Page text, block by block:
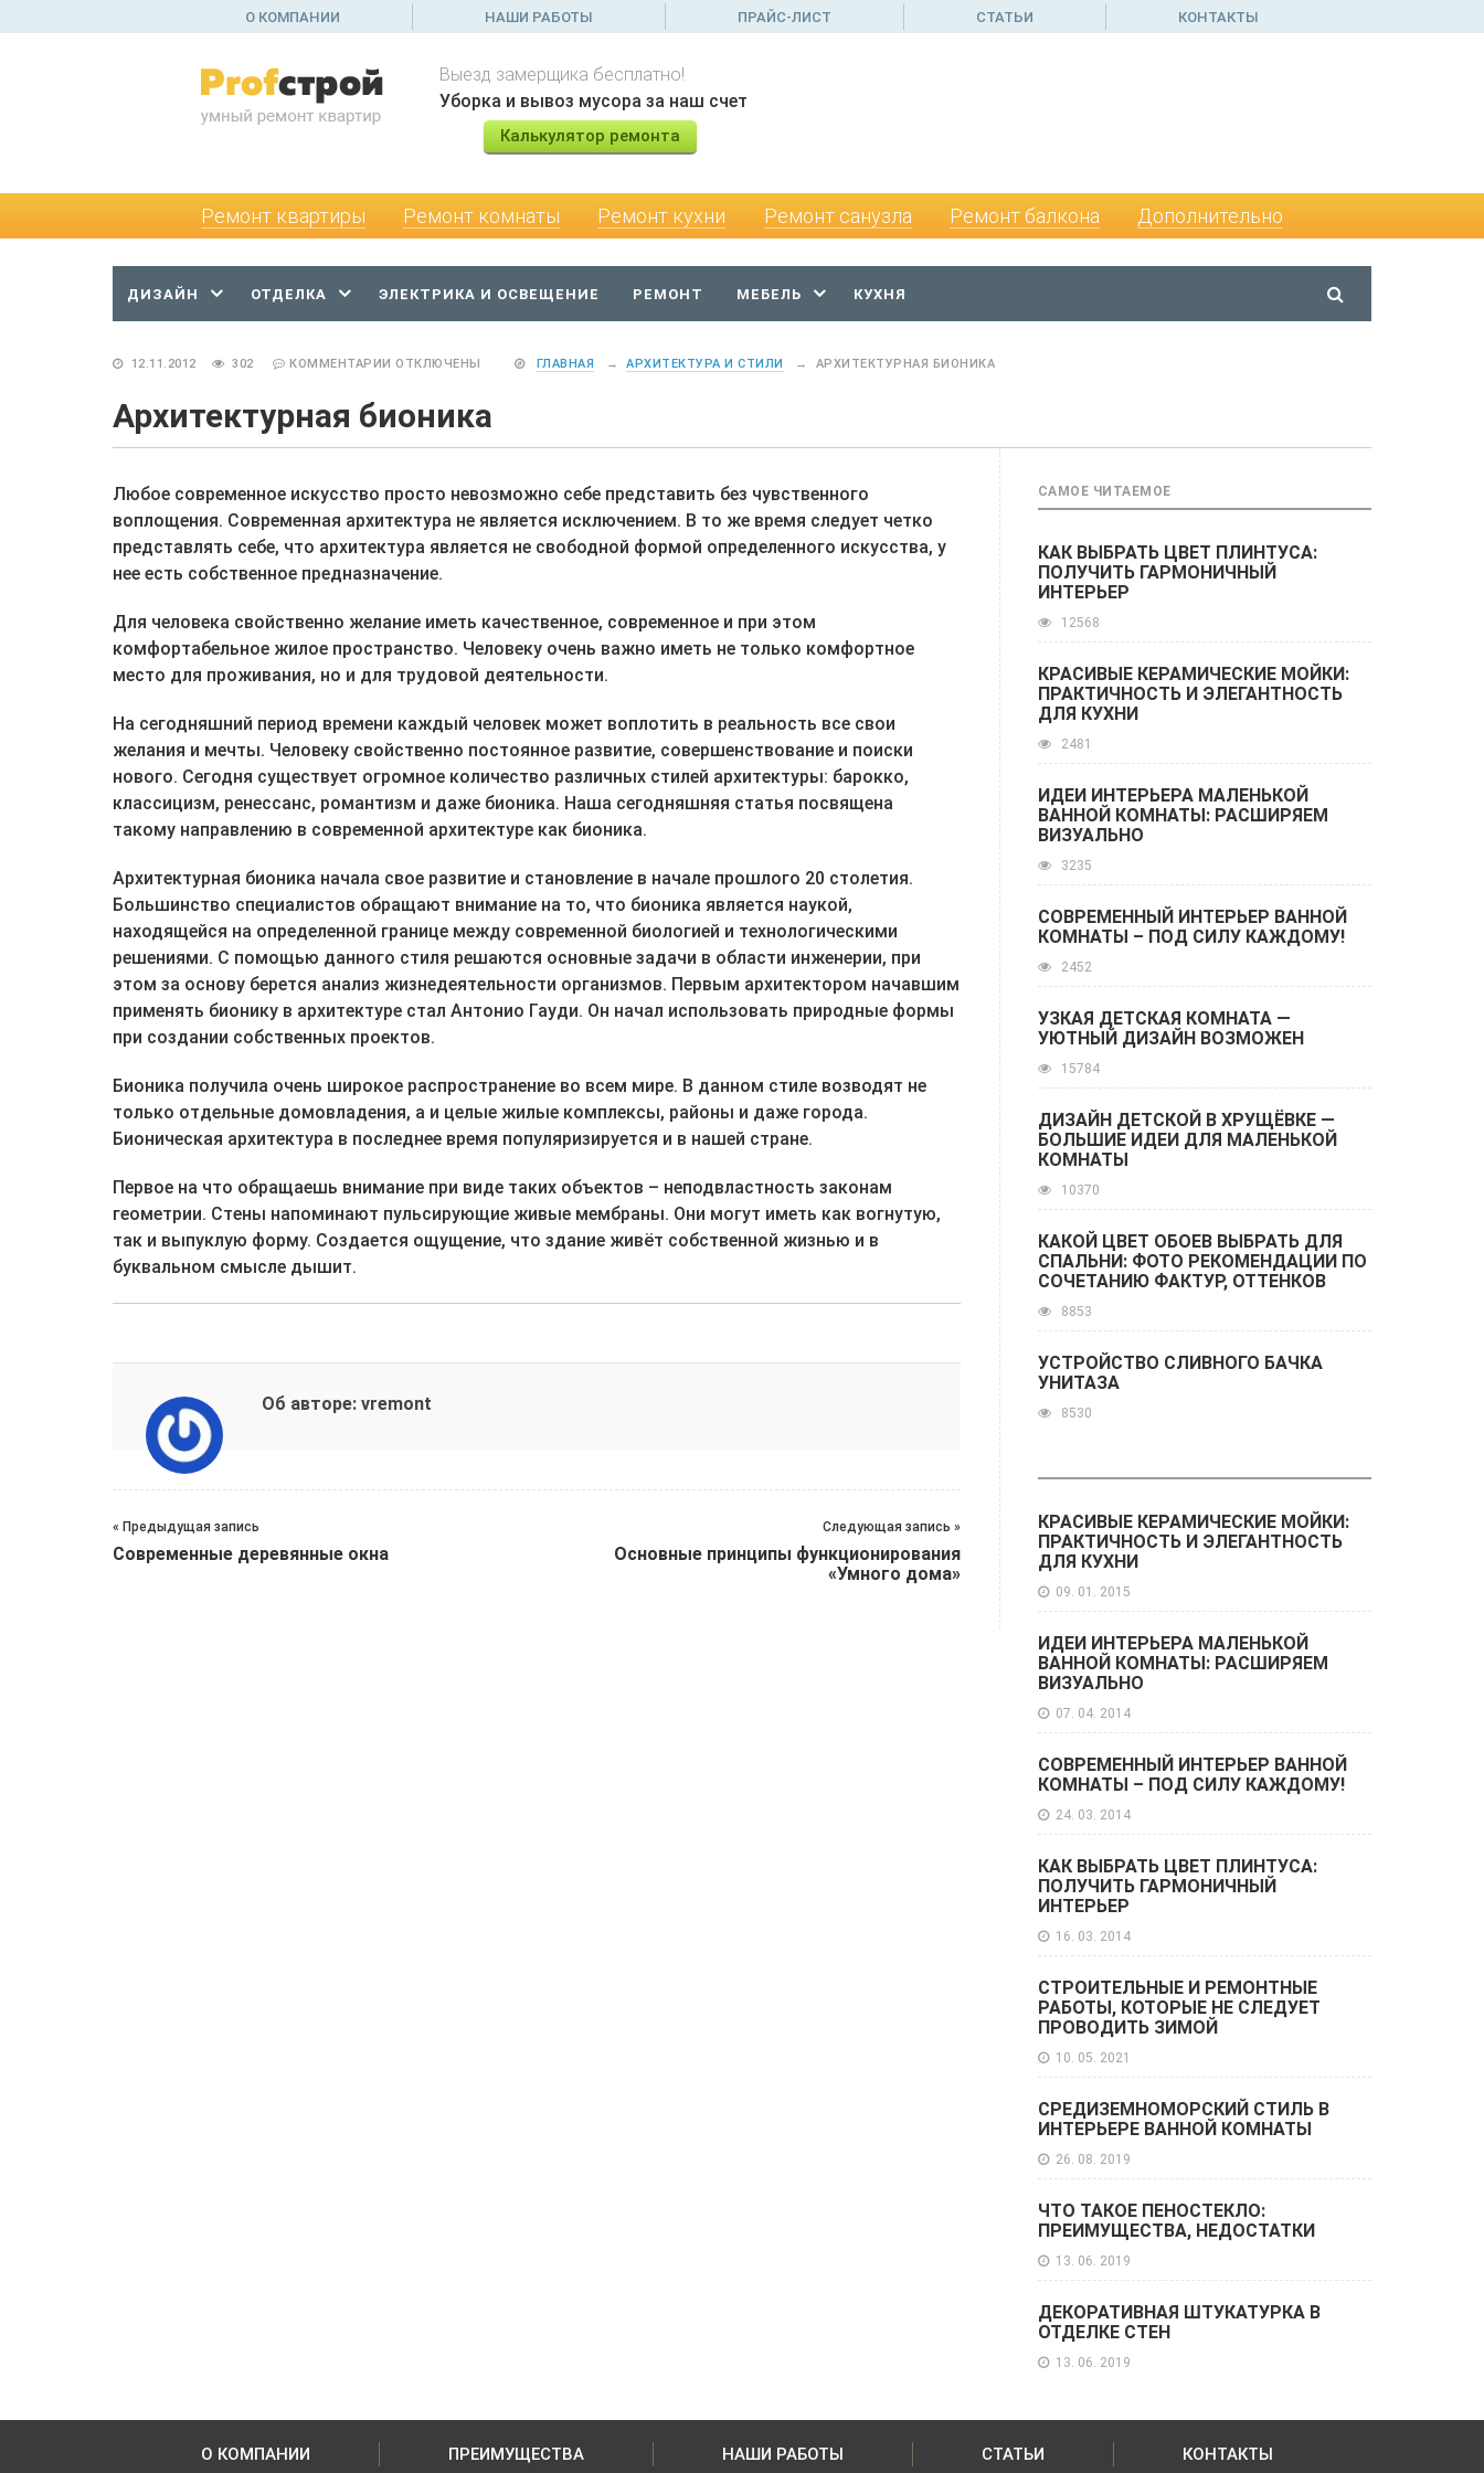
О КОМПАНИИ НАШИ РАБОТЫ ПРАЙС-ЛИСТ СТАТЬИ КОНТАКТЫ
Выезд замерщика бесплатно!
Уборка и вывоз мусора за наш счет
Калькулятор ремонта
Ремонт квартиры Ремонт комнаты Ремонт кухни Ремонт санузла Ремонт балкона Дополнительно
ДИЗАЙН ОТДЕЛКА ЭЛЕКТРИКА И ОСВЕЩЕНИЕ РЕМОНТ МЕБЕЛЬ КУХНЯ
12.11.2012 302 КОММЕНТАРИИ ОТКЛЮЧЕНЫ ГЛАВНАЯ → АРХИТЕКТУРА И СТИЛИ → АРХИТЕКТУРНАЯ БИОНИКА
Архитектурная бионика
Любое современное искусство просто невозможно себе представить без чувственного
воплощения. Современная архитектура не является исключением. В то же время следует четко
представлять себе, что архитектура является не свободной формой определенного искусства, у
нее есть собственное предназначение.
Для человека свойственно желание иметь качественное, современное и при этом
комфортабельное жилое пространство. Человеку очень важно иметь не только комфортное
место для проживания, но и для трудовой деятельности.
На сегодняшний период времени каждый человек может воплотить в реальность все свои
желания и мечты. Человеку свойственно постоянное развитие, совершенствование и поиски
нового. Сегодня существует огромное количество различных стилей архитектуры: барокко,
классицизм, ренессанс, романтизм и даже бионика. Наша сегодняшняя статья посвящена
такому направлению в современной архитектуре как бионика.
Архитектурная бионика начала свое развитие и становление в начале прошлого 20 столетия.
Большинство специалистов обращают внимание на то, что бионика является наукой,
находящейся на определенной границе между современной биологией и технологическими
решениями. С помощью данного стиля решаются основные задачи в области инженерии, при
этом за основу берется анализ жизнедеятельности организмов. Первым архитектором начавшим
применять бионику в архитектуре стал Антонио Гауди. Он начал использовать природные формы
при создании собственных проектов.
Бионика получила очень широкое распространение во всем мире. В данном стиле возводят не
только отдельные домовладения, а и целые жилые комплексы, районы и даже города.
Бионическая архитектура в последнее время популяризируется и в нашей стране.
Первое на что обращаешь внимание при виде таких объектов – неподвластность законам
геометрии. Стены напоминают пульсирующие живые мембраны. Они могут иметь как вогнутую,
так и выпуклую форму. Создается ощущение, что здание живёт собственной жизнью и в
буквальном смысле дышит.
Об авторе: vremont
« Предыдущая запись
Современные деревянные окна
Следующая запись »
Основные принципы функционирования
«Умного дома»
САМОЕ ЧИТАЕМОЕ
КАК ВЫБРАТЬ ЦВЕТ ПЛИНТУСА:
ПОЛУЧИТЬ ГАРМОНИЧНЫЙ
ИНТЕРЬЕР
12568
КРАСИВЫЕ КЕРАМИЧЕСКИЕ МОЙКИ:
ПРАКТИЧНОСТЬ И ЭЛЕГАНТНОСТЬ
ДЛЯ КУХНИ
2481
ИДЕИ ИНТЕРЬЕРА МАЛЕНЬКОЙ
ВАННОЙ КОМНАТЫ: РАСШИРЯЕМ
ВИЗУАЛЬНО
3235
СОВРЕМЕННЫЙ ИНТЕРЬЕР ВАННОЙ
КОМНАТЫ – ПОД СИЛУ КАЖДОМУ!
2452
УЗКАЯ ДЕТСКАЯ КОМНАТА —
УЮТНЫЙ ДИЗАЙН ВОЗМОЖЕН
15784
ДИЗАЙН ДЕТСКОЙ В ХРУЩЁВКЕ —
БОЛЬШИЕ ИДЕИ ДЛЯ МАЛЕНЬКОЙ
КОМНАТЫ
10370
КАКОЙ ЦВЕТ ОБОЕВ ВЫБРАТЬ ДЛЯ
СПАЛЬНИ: ФОТО РЕКОМЕНДАЦИИ ПО
СОЧЕТАНИЮ ФАКТУР, ОТТЕНКОВ
8853
УСТРОЙСТВО СЛИВНОГО БАЧКА
УНИТАЗА
8530
КРАСИВЫЕ КЕРАМИЧЕСКИЕ МОЙКИ:
ПРАКТИЧНОСТЬ И ЭЛЕГАНТНОСТЬ
ДЛЯ КУХНИ
09. 01. 2015
ИДЕИ ИНТЕРЬЕРА МАЛЕНЬКОЙ
ВАННОЙ КОМНАТЫ: РАСШИРЯЕМ
ВИЗУАЛЬНО
07. 04. 2014
СОВРЕМЕННЫЙ ИНТЕРЬЕР ВАННОЙ
КОМНАТЫ – ПОД СИЛУ КАЖДОМУ!
24. 03. 2014
КАК ВЫБРАТЬ ЦВЕТ ПЛИНТУСА:
ПОЛУЧИТЬ ГАРМОНИЧНЫЙ
ИНТЕРЬЕР
16. 03. 2014
СТРОИТЕЛЬНЫЕ И РЕМОНТНЫЕ
РАБОТЫ, КОТОРЫЕ НЕ СЛЕДУЕТ
ПРОВОДИТЬ ЗИМОЙ
10. 05. 2021
СРЕДИЗЕМНОМОРСКИЙ СТИЛЬ В
ИНТЕРЬЕРЕ ВАННОЙ КОМНАТЫ
26. 08. 2019
ЧТО ТАКОЕ ПЕНОСТЕКЛО:
ПРЕИМУЩЕСТВА, НЕДОСТАТКИ
13. 06. 2019
ДЕКОРАТИВНАЯ ШТУКАТУРКА В
ОТДЕЛКЕ СТЕН
13. 06. 2019
О КОМПАНИИ ПРЕИМУЩЕСТВА НАШИ РАБОТЫ СТАТЬИ КОНТАКТЫ